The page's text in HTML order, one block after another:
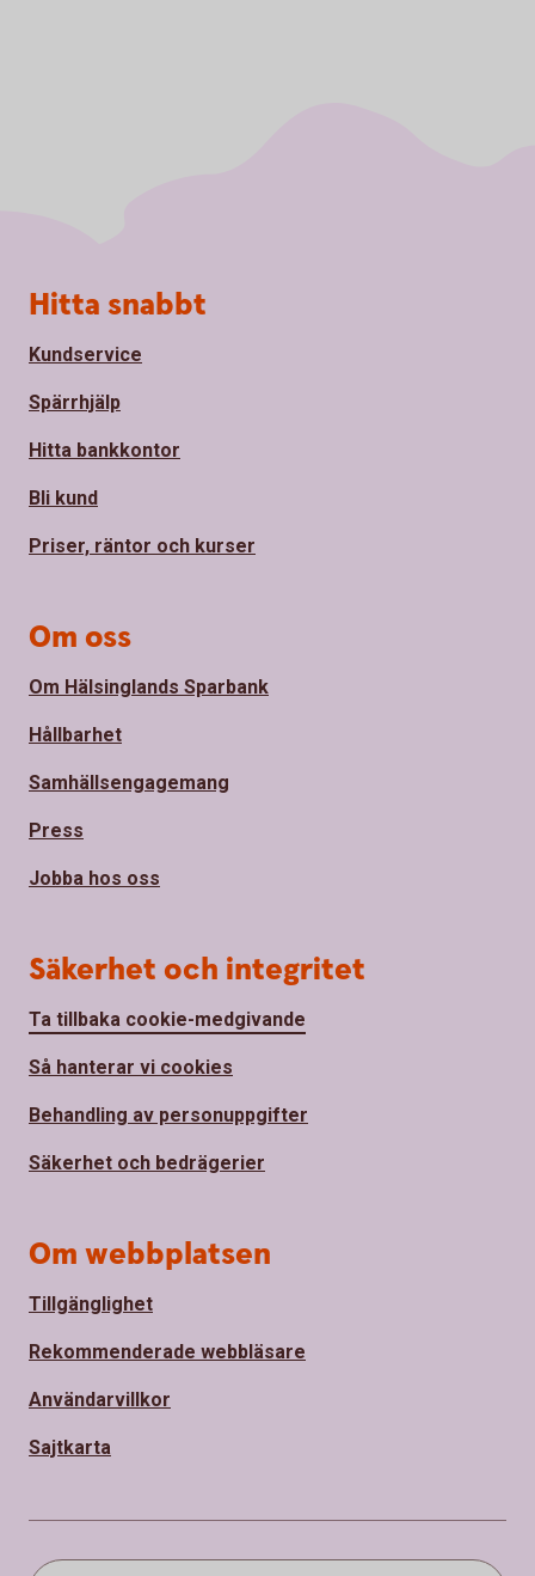
Sidfot
Hitta snabbt
Kundservice
Spärrhjälp
Hitta bankkontor
Bli kund
Priser, räntor och kurser
Om oss
Om Hälsinglands Sparbank
Hållbarhet
Samhällsengagemang
Press
Jobba hos oss
Säkerhet och integritet
Ta tillbaka cookie-medgivande
Så hanterar vi cookies
Behandling av personuppgifter
Säkerhet och bedrägerier
Om webbplatsen
Tillgänglighet
Rekommenderade webbläsare
Användarvillkor
Sajtkarta